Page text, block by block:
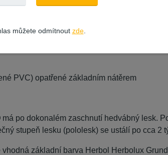
PVC) opatřené základním nátěrem
má po dokonalém zaschnutí hedvábný lesk.
stupeň lesku (pololesk) se ustálí po cca 2
základní barva Herbol Herbolux
můžete odmítnout zde.